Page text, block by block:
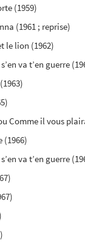
(1959)
(1961 ; reprise)
le lion (1962)
va t’en guerre
Comme il vous
(1966)
va t’en guerre